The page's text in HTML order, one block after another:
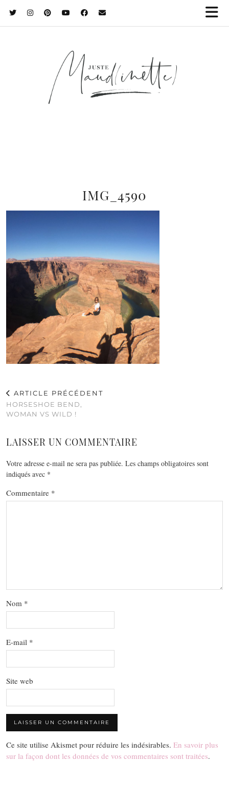
IMG_4590
ARTICLE PRÉCÉDENT
HORSESHOE BEND,
WOMAN VS WILD !
LAISSER UN COMMENTAIRE
Votre adresse e-mail ne sera pas publiée. Les champs obligatoires sont
indiqués avec *
Commentaire *
Nom *
E-mail *
Site web
Ce site utilise Akismet pour réduire les indésirables. En savoir plus
sur la façon dont les données de vos commentaires sont traitées.